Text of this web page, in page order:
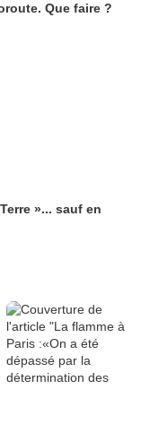
Que faire ?
»... sauf en